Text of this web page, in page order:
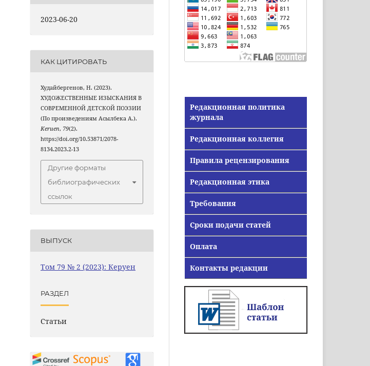
2023-06-20
КАК ЦИТИРОВАТЬ
Худайбергенов, Н. (2023).
ХУДОЖЕСТВЕННЫЕ ИЗЫСКАНИЯ В
СОВРЕМЕННОЙ ДЕТСКОЙ ПОЭЗИИ
(По произведениям Асылбека А.).
Keruen, 79(2).
https://doi.org/10.53871/2078-
8134.2023.2-13
Другие форматы
библиографических
ссылок
ВЫПУСК
Том 79 № 2 (2023): Керуен
РАЗДЕЛ
Статьи
Редакционная политика
журнала
Редакционная коллегия
Правила рецензирования
Редакционная этика
Требования
Сроки подачи статей
Оплата
Контакты редакции